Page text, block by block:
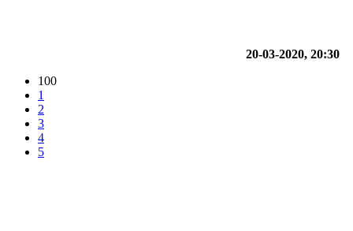
20-03-2020, 20:30
100
1
2
3
4
5